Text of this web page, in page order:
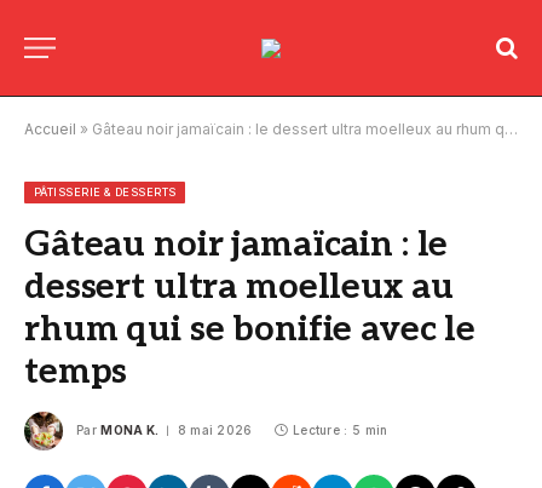
Accueil » Gâteau noir jamaïcain : le dessert ultra moelleux au rhum qui se bonifie avec le temps
PÂTISSERIE & DESSERTS
Gâteau noir jamaïcain : le
dessert ultra moelleux au
rhum qui se bonifie avec le
temps
Par MONA K. 8 mai 2026 Lecture : 5 min